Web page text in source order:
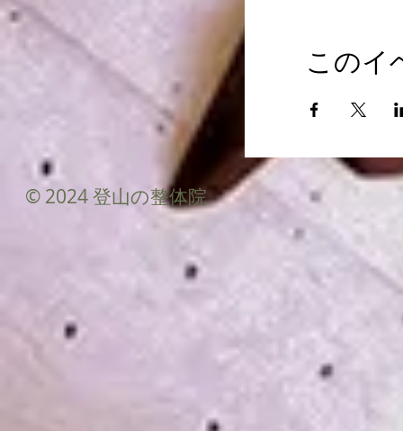
このイ
© 2024 登山の整体院